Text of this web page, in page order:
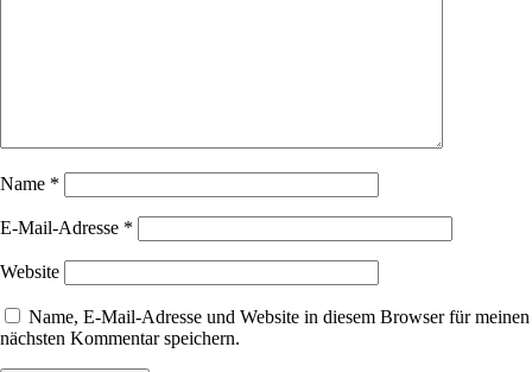
Name *
E-Mail-Adresse *
Website
Name, E-Mail-Adresse und Website in diesem Browser für meinen
nächsten Kommentar speichern.